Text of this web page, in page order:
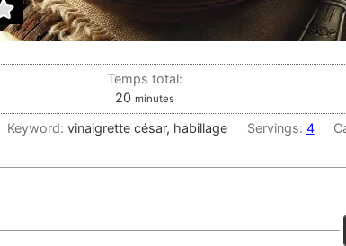
Temps total:
20 minutes
minutes
Keyword:vinaigrette césar, habillage Servings: 4